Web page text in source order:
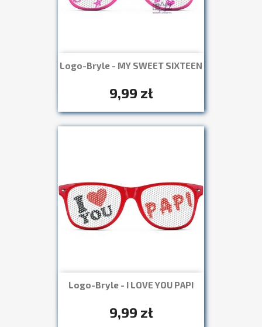
Logo-Bryle - MY SWEET SIXTEEN
9,99 zł
Szybki podgląd
Logo-Bryle - I LOVE YOU PAPI
9,99 zł
Szybki podgląd